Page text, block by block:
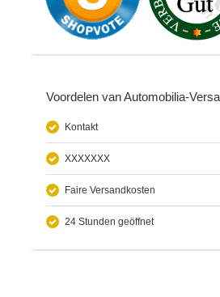
Voordelen van Automobilia-
Kontakt
XXXXXXX
Faire Versandkosten
24 Stunden geöffnet